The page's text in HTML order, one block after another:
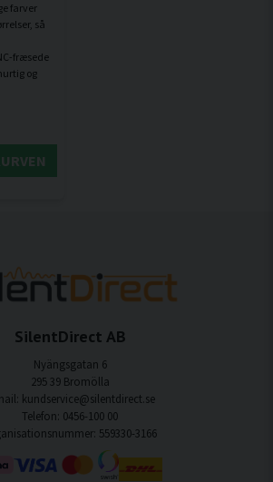
farver
så
fræsede
og
SilentDirect AB
Nyängsgatan 6
295 39 Bromölla
kundservice@silentdirect.se
Telefon: 0456-100 00
559330-3166